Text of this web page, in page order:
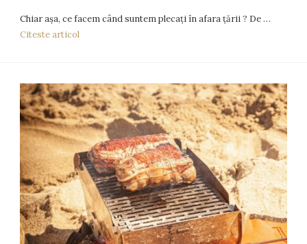
Chiar așa, ce facem când suntem plecați în afara țării ? De …
Citeste articol